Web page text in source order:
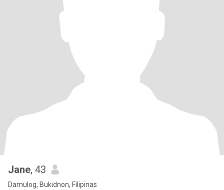
Jane, 43
Damulog, Bukidnon, Filipinas